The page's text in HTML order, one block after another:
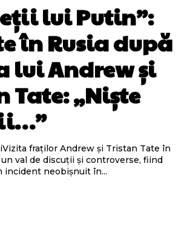
lui Putin”:
în Rusia după
lui Andrew și
Tate: „Niște
fraților Andrew și Tristan Tate în
un val de discuții și controverse, fiind
incident neobișnuit în...